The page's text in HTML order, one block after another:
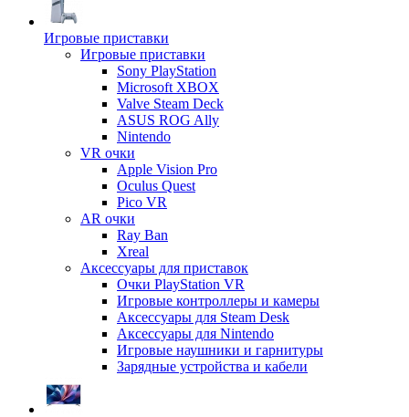
Игровые приставки
Игровые приставки
Sony PlayStation
Microsoft XBOX
Valve Steam Deck
ASUS ROG Ally
Nintendo
VR очки
Apple Vision Pro
Oculus Quest
Pico VR
AR очки
Ray Ban
Xreal
Аксессуары для приставок
Очки PlayStation VR
Игровые контроллеры и камеры
Аксессуары для Steam Desk
Аксессуары для Nintendo
Игровые наушники и гарнитуры
Зарядные устройства и кабели